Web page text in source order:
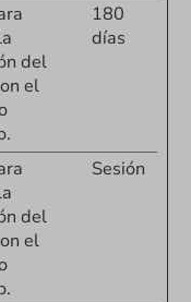
del
el
180
días
del
el
Sesión